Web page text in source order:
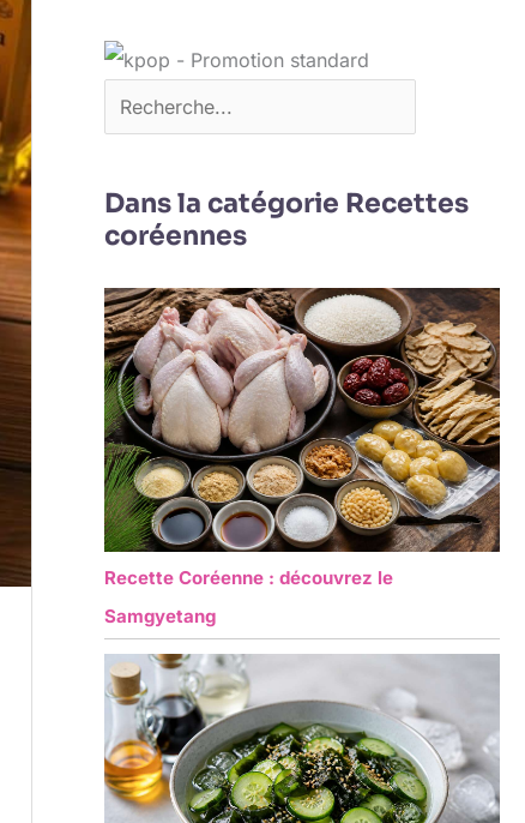
Dans la catégorie Recettes
coréennes
Recette Coréenne : découvrez le
Samgyetang